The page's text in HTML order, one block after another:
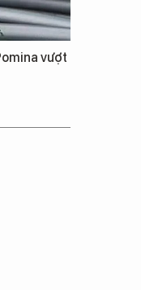
vượt